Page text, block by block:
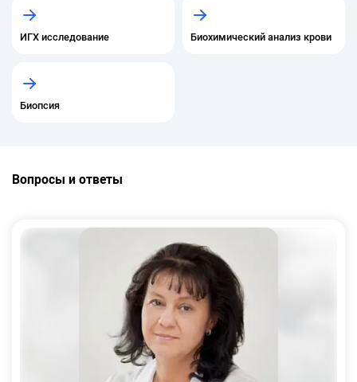
ИГХ исследование Биохимический анализ крови
Биопсия
Вопросы и ответы